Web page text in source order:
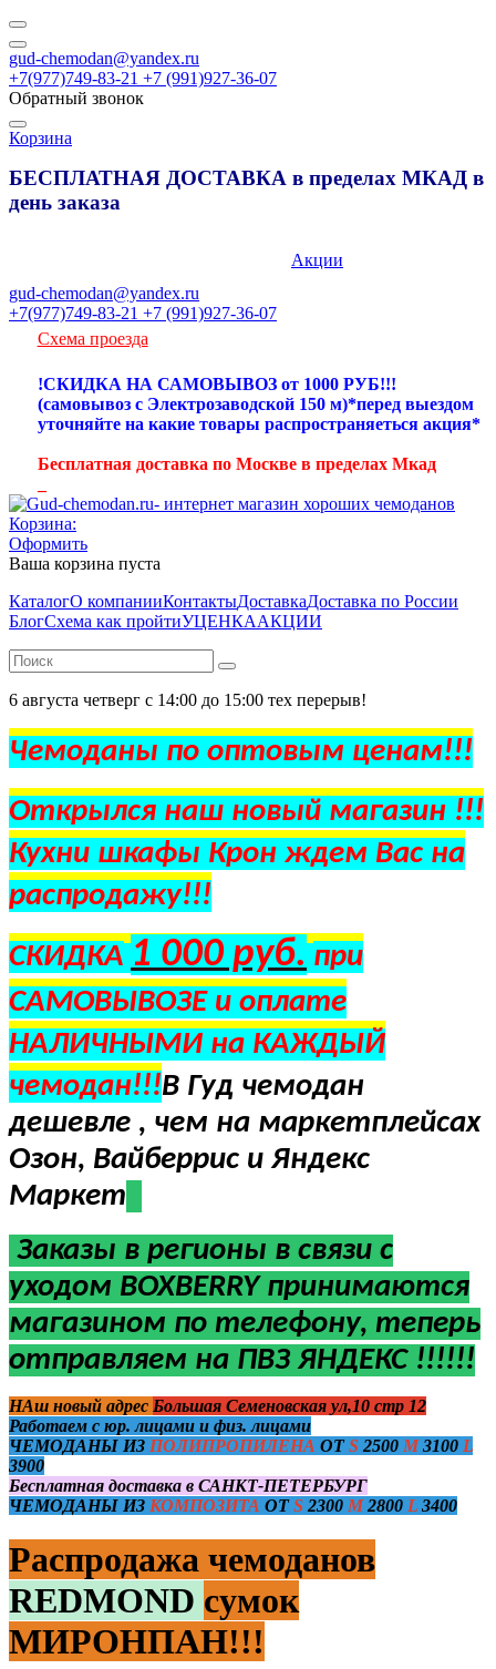
gud-chemodan@yandex.ru
+7(977)749-83-21 +7 (991)927-36-07
Обратный звонок
Корзина
БЕСПЛАТНАЯ ДОСТАВКА в пределах МКАД в
день заказа
Акции
gud-chemodan@yandex.ru
+7(977)749-83-21 +7 (991)927-36-07
Схема проезда
!СКИДКА НА САМОВЫВОЗ от 1000 РУБ!!!
(самовывоз с Электрозаводской 150 м)*перед выездом
уточняйте на какие товары распространяеться акция*
Бесплатная доставка по Москве в пределах Мкад
Корзина:
Оформить
Ваша корзина пуста
КаталогО компанииКонтактыДоставкаДоставка по России
БлогСхема как пройтиУЦЕНКААКЦИИ
6 августа четверг с 14:00 до 15:00 тех перерыв!
Чемоданы по оптовым ценам!!!
Открылся наш новый магазин !!!
Кухни шкафы Крон ждем Вас на
распродажу!!!
СКИДКА 1 000 руб. при
САМОВЫВОЗЕ и оплате
НАЛИЧНЫМИ на КАЖДЫЙ
чемодан!!!В Гуд чемодан
дешевле , чем на маркетплейсах
Озон, Вайберрис и Яндекс
Маркет
Заказы в регионы в связи с
уходом BOXBERRYпринимаются
магазином по телефону, теперь
отправляем на ПВЗ ЯНДЕКС !!!!!!
НАш новый адрес Большая Семеновская ул,10 стр 12
Работаем с юр. лицами и физ. лицами
ЧЕМОДАНЫ ИЗ ПОЛИПРОПИЛЕНА ОТS 2500 M3100 L
3900
Бесплатная доставка в САНКТ-ПЕТЕРБУРГ
ЧЕМОДАНЫ ИЗ КОМПОЗИТА ОТS 2300 M2800 L 3400
Распродажа чемоданов
REDMOND сумок
МИРОНПАН!!!